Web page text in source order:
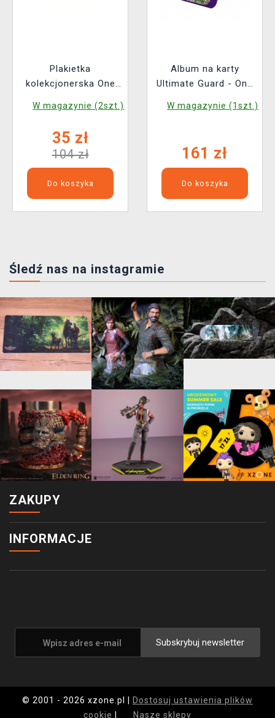
Plakietka
kolekcjonerska One
Poster (Netflix)
W magazynie (2szt.)
35 zł
104 zł
Do koszyka
Album na karty
Ultimate Guard - One
Zipfolio 360 18-
W magazynie (1szt.)
161 zł
Do koszyka
Śledź nas na instagramie
ZAKUPY
INFORMACJE
Subskrybuj newsletter
© 2001 - 2026 xzone.pl |
Dostosuj ustawienia plików
cookie
Nasze sklepy